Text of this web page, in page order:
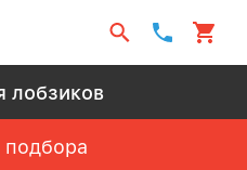
лобзиков
подбора